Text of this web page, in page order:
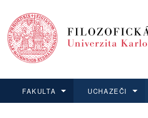
FAKULTA UCHAZEČI